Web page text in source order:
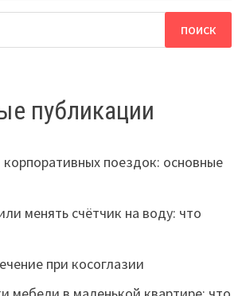
публикации
поездок: основные
менять счётчик на воду: что
при косоглазии